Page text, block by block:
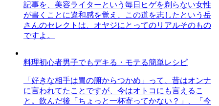
記事を、美容ライターという毎日ヒゲを剃らない女性
が書くことに違和感を覚え、この道を志したという岳
さんのセレクトは、オヤジにとってのリアルそのもの
ですよ。
料理初心者男子でもデキる・モテる簡単レシピ
「好きな相手は胃の腑からつかめ」って、昔はオンナ
に言われてたことですが、今はオトコにも言えるこ
と。飲んだ後「ちょっと一杯寄ってかない？」、「今